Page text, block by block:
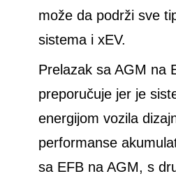
može da podrži sve
sistema i xEV.
Prelazak sa AGM na
preporučuje jer je
energijom vozila
performanse
sa EFB na AGM, s